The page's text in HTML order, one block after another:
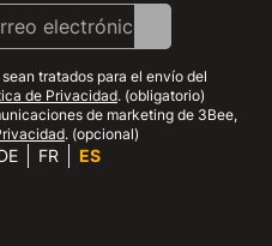
tratados para el envío del
de Privacidad. (obligatorio)
de marketing de 3Bee,
. (opcional)
FR ES